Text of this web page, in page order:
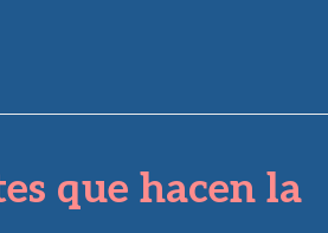
que hacen la